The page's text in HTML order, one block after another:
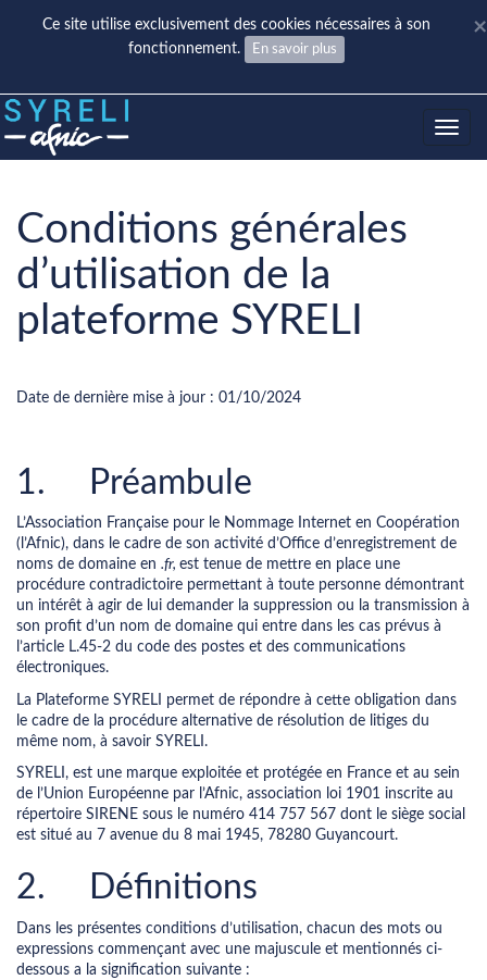
×
Ce site utilise exclusivement des cookies nécessaires à son
fonctionnement.
En savoir plus
Toggle
Conditions générales
d’utilisation de la
plateforme SYRELI
Date de dernière mise à jour : 01/10/2024
1. Préambule
L’Association Française pour le Nommage Internet en Coopération
(l’Afnic), dans le cadre de son activité d’Office d’enregistrement de
noms de domaine en .fr, est tenue de mettre en place une
procédure contradictoire permettant à toute personne démontrant
un intérêt à agir de lui demander la suppression ou la transmission à
son profit d’un nom de domaine qui entre dans les cas prévus à
l’article L.45-2 du code des postes et des communications
électroniques.
La Plateforme SYRELI permet de répondre à cette obligation dans
le cadre de la procédure alternative de résolution de litiges du
même nom, à savoir SYRELI.
SYRELI, est une marque exploitée et protégée en France et au sein
de l’Union Européenne par l’Afnic, association loi 1901 inscrite au
répertoire SIRENE sous le numéro 414 757 567 dont le siège social
est situé au 7 avenue du 8 mai 1945, 78280 Guyancourt.
2. Définitions
Dans les présentes conditions d’utilisation, chacun des mots ou
expressions commençant avec une majuscule et mentionnés ci-
dessous a la signification suivante :